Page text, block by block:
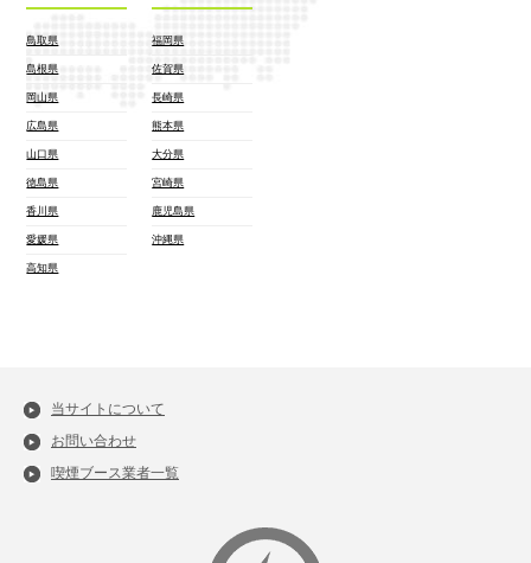
鳥取県
島根県
岡山県
広島県
山口県
徳島県
香川県
愛媛県
高知県
福岡県
佐賀県
長崎県
熊本県
大分県
宮崎県
鹿児島県
沖縄県
当サイトについて
お問い合わせ
喫煙ブース業者一覧